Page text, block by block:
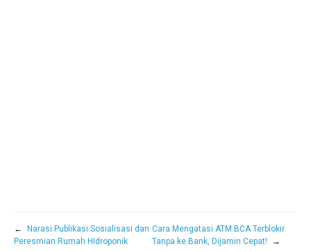
←
Narasi Publikasi Sosialisasi dan
Peresmian Rumah HIdroponik
Cara Mengatasi ATM BCA Terblokir
Tanpa ke Bank, Dijamin Cepat!
→